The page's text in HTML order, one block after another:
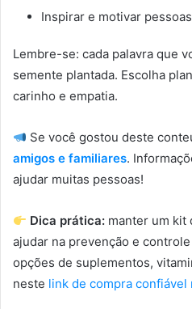
Inspirar e motivar
Lembre-se: cada palavra que
semente plantada. Escolha
carinho e empatia.
Se você gostou deste
amigos e familiares.
ajudar muitas pessoas!
Dica prática: manter um kit
ajudar na prevenção e
opções de suplementos,
neste link de compra confiável